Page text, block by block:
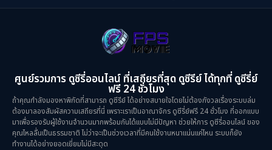
ศูนย์รวมการ ดูซีรี่ออนไลน์ ที่เสถียรที่สุด ดูซีรีย์ ได้ทุกที่ ดูซีรี่ย์
ฟรี 24 ชั่วโมง
ถ้าคุณกำลังมองหาพิกัดที่สามารถ ดูซีรีย์ ได้อย่างสบายใจโดยไม่ต้องกังวลเรื่องระบบล่ม
ต้องมาลองสัมผัสความเสถียรที่นี่ เพราะเราเป็นอาณาจักร ดูซีรี่ย์ฟรี 24 ชั่วโมง ที่ออกแบบ
มาเพื่อรองรับผู้ใช้งานจำนวนมากพร้อมกันได้แบบไม่มีปัญหา ช่วยให้การ ดูซีรี่ออนไลน์ ของ
คุณไหลลื่นเป็นธรรมชาติ ไม่ว่าจะเป็นช่วงเวลาที่มีคนใช้งานหนาแน่นแค่ไหน ระบบก็ยัง
ทำงานได้อย่างยอดเยี่ยมไม่มีสะดุด